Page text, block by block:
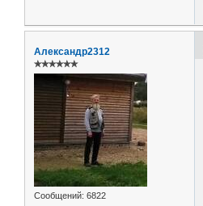
Александр2312
✯✯✯✯✯✯
Сообщений: 6822